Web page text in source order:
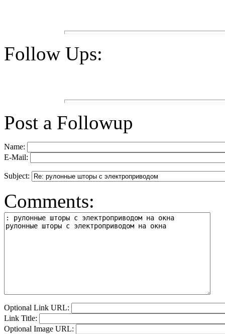
Follow Ups:
Post a Followup
Name:
E-Mail:
Subject:
Comments:
Optional Link URL:
Link Title:
Optional Image URL: